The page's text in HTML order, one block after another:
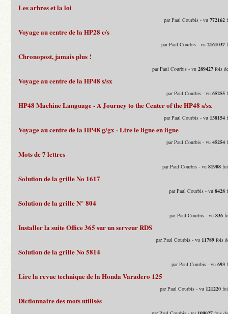
Les arbres et la loi
par Paul Courbis - vu772162
Voyage au centre de la HP28 c/s
par Paul Courbis - vu2161037
Chronopost, jamais plus !
par Paul Courbis - vu289427 fois
Voyage au centre de la HP48 s/sx
par Paul Courbis - vu65255
HP48 Machine Language - A Journey to the Center of the HP48 s/sx
par Paul Courbis - vu 138154
Voyage au centre de la HP48 g/gx - Lire le ligne en ligne
par Paul Courbis - vu45254
Mots de 7 lettres
par Paul Courbis - vu81908
Solution de la grille No 1617
par Paul Courbis - vu8428
Solution de la grille N° 804
par Paul Courbis - vu836
Installer la suite Office 365 sur un serveur RDS
par Paul Courbis - vu 11789 fois
Solution de la grille No 5814
par Paul Courbis - vu693
Lire la revue technique de la Honda Varadero 125
par Paul Courbis - vu 121220
Dictionnaire des mots utilisés